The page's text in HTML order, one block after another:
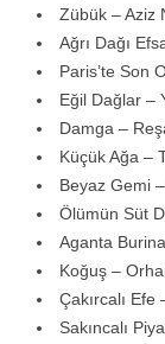
Zübük – Aziz
Ağrı Dağı
Paris’te Son
Eğil Dağlar –
Damga –
Küçük Ağa –
Beyaz Gemi
Ölümün Süt
Aganta
Koğuş –
Çakırcalı
Sakıncalı